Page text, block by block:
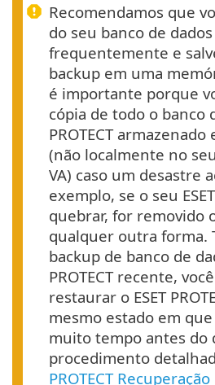
Recomendamos que
do seu banco de dados
frequentemente e
backup em uma
é importante porque
cópia de todo o banco
PROTECT
(não localmente no seu
VA) caso um desastre
exemplo, se o seu ESET
quebrar, for removido
qualquer outra forma.
backup de banco de
PROTECT recente,
restaurar o ESET
mesmo estado em
muito tempo antes do
procedimento
PROTECT